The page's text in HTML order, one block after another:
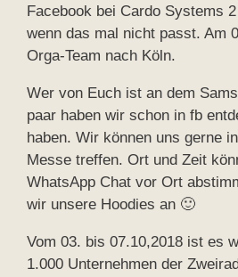
Facebook bei Cardo Systems
wenn das mal nicht passt. Am
Orga-Team nach Köln.
Wer von Euch ist an dem
paar haben wir schon in fb
haben. Wir können uns gerne
Messe treffen. Ort und Zeit
WhatsApp Chat vor Ort
wir unsere Hoodies an 🙂
Vom 03. bis 07.10,2018 ist es
1.000 Unternehmen der